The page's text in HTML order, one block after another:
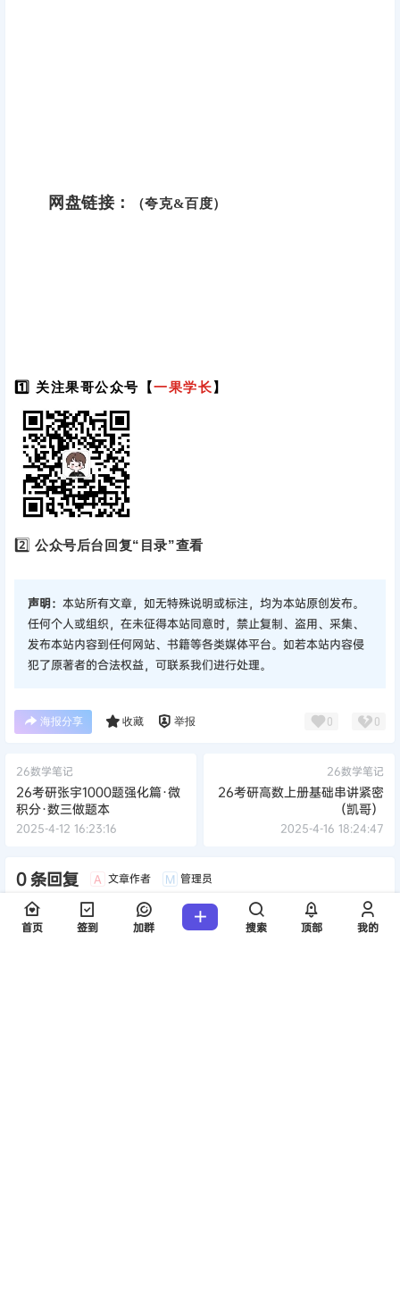
网盘链接： （夸克&百度）
1️⃣ 关注果哥公众号【一果学长】
2️⃣公众号后台回复“目录”查看
声明： 本站所有文章，如无特殊说明或标注，均为本站原创发布。
任何个人或组织，在未征得本站同意时，禁止复制、盗用、采集、
发布本站内容到任何网站、书籍等各类媒体平台。如若本站内容侵
犯了原著者的合法权益，可联系我们进行处理。
海报分享 收藏 举报 0 0
26数学笔记
26考研张宇1000题强化篇·微
积分·数三做题本
2025-4-12 16:23:16
26数学笔记
26考研高数上册基础串讲紧密
（凯哥）
2025-4-16 18:24:47
0 条回复 A 文章作者 M 管理员
欢迎您，新朋友，感谢参与互动！ 确认修改
首页 签到 加群 搜索 顶部 我的